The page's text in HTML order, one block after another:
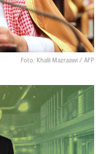
Foto: Khalil Mazraawi / AFP